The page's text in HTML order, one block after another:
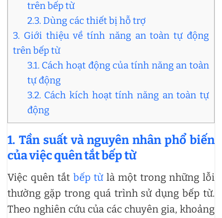
trên bếp từ
2.3. Dùng các thiết bị hỗ trợ
3. Giới thiệu về tính năng an toàn tự động
trên bếp từ
3.1. Cách hoạt động của tính năng an toàn
tự động
3.2. Cách kích hoạt tính năng an toàn tự
động
1. Tần suất và nguyên nhân phổ biến
của việc quên tắt bếp từ
Việc quên tắt bếp từ là một trong những lỗi
thường gặp trong quá trình sử dụng bếp từ.
Theo nghiên cứu của các chuyên gia, khoảng